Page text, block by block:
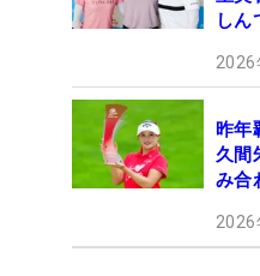
しん
2026
昨年
久間
み合
2026